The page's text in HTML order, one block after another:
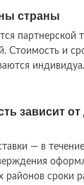
страны
партнерской
Стоимость и
зависит
— в
районов сроки